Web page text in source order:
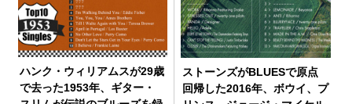
ハンク・ウィリアムスが29歳
で去った1953年、ギター・
ストーンズがBLUESで原点
回帰した2016年、ボウイ、プ